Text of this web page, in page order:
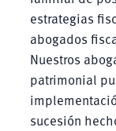
estrategias
abogados
Nuestros
patrimonial
sucesión